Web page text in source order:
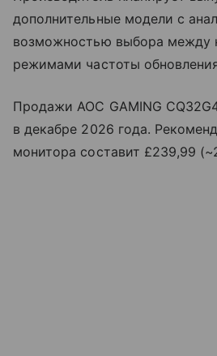
дополнительные модели с
возможностью выбора между
режимами частоты
Продажи AOC GAMING
в декабре 2026 года.
монитора составит £239,99